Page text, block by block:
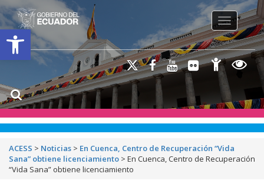
Open toolbar
Toggle
ACESS > Noticias > En Cuenca, Centro de Recuperación “Vida
Sana” obtiene licenciamiento > En Cuenca, Centro de Recuperación
“Vida Sana” obtiene licenciamiento